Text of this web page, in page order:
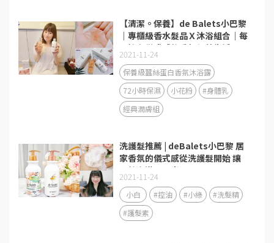
【清潔。保養】de Balets小巴黎
｜專櫃級香水髮品Ｘ沐浴組合｜每
天擁有儀式感的香氛保養生活日
常！
2021-11-24
保養級蠶絲蛋白香氛沐浴露
72小時保濕
小花粉
#身體乳
經典潤膚組
洗護髮推薦 | deBalets小巴黎 居
家香氛的儀式感從洗護髮開始 讓
髮絲充滿柔順光澤
2021-11-24
小白 #控油 #小綠
#洗髮精
#護髮素